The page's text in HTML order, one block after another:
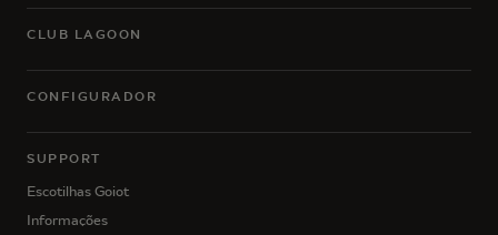
CLUB LAGOON
CONFIGURADOR
SUPPORT
Escotilhas Goiot
Informações